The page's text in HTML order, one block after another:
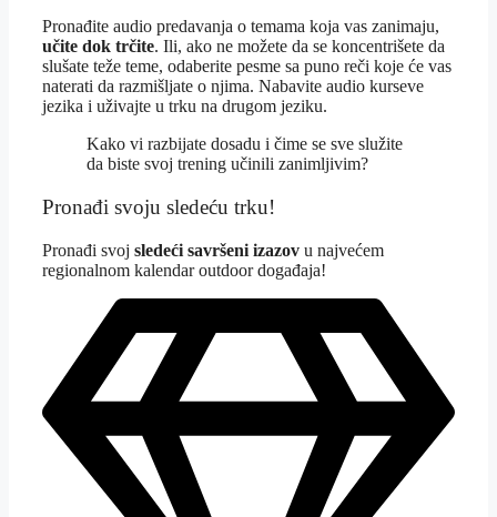
Pronađite audio predavanja o temama koja vas zanimaju,
učite dok trčite. Ili, ako ne možete da se koncentrišete da
slušate teže teme, odaberite pesme sa puno reči koje će vas
naterati da razmišljate o njima. Nabavite audio kurseve
jezika i uživajte u trku na drugom jeziku.
Kako vi razbijate dosadu i čime se sve služite
da biste svoj trening učinili zanimljivim?
Pronađi svoju sledeću trku!
Pronađi svoj sledeći savršeni izazov u najvećem
regionalnom kalendar outdoor događaja!